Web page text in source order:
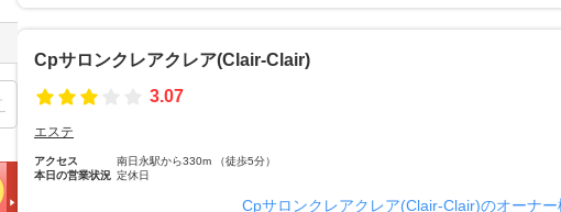
Cpサロンクレアクレア(Clair‐Clair)
3.07
エステ
アクセス
南日永駅から330m （徒歩5分）
本日の営業状況 定休日
Cpサロンクレアクレア(Clair‐Clair)のオーナ